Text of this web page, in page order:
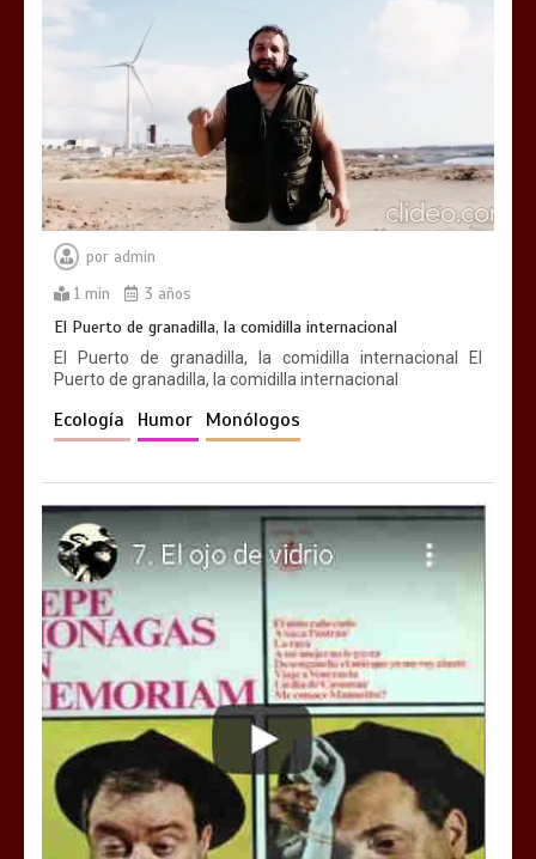
por admin
1 min
3 años
El Puerto de granadilla, la comidilla internacional
El Puerto de granadilla, la comidilla internacional El
Puerto de granadilla, la comidilla internacional
Ecología Humor Monólogos